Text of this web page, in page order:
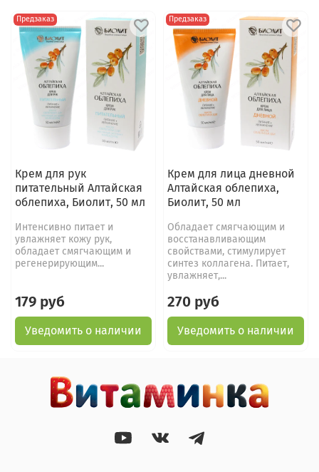
Предзаказ
Крем для рук
питательный Алтайская
облепиха, Биолит, 50 мл
Интенсивно питает и
увлажняет кожу рук,
обладает смягчающим и
регенерирующим...
179 руб
Уведомить о наличии
Предзаказ
Крем для лица дневной
Алтайская облепиха,
Биолит, 50 мл
Обладает смягчающим и
восстанавливающим
свойствами, стимулирует
синтез коллагена. Питает,
увлажняет,...
270 руб
Уведомить о наличии